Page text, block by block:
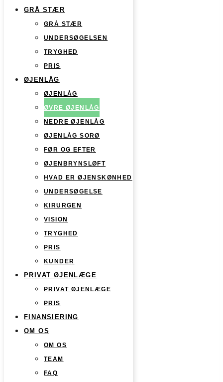
GRÅ STÆR
GRÅ STÆR
UNDERSØGELSEN
TRYGHED
PRIS
ØJENLÅG
ØJENLÅG
ØVRE ØJENLÅG
NEDRE ØJENLÅG
ØJENLÅG SORØ
FØR OG EFTER
ØJENBRYNSLØFT
HVAD ER ØJENSKØNHED
UNDERSØGELSE
KIRURGEN
VISION
TRYGHED
PRIS
KUNDER
PRIVAT ØJENLÆGE
PRIVAT ØJENLÆGE
PRIS
FINANSIERING
OM OS
OM OS
TEAM
FAQ